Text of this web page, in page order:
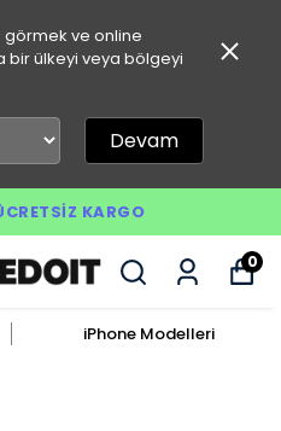
ve online
bir ülkeyi veya bölgeyi
Devam
KARGO
0
iPhone Modelleri